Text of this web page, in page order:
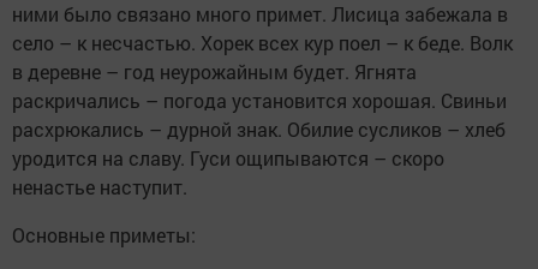
ними было связано много примет. Лисица забежала в
село – к несчастью. Хорек всех кур поел – к беде. Волк
в деревне – год неурожайным будет. Ягнята
раскричались – погода установится хорошая. Свиньи
расхрюкались – дурной знак. Обилие сусликов – хлеб
уродится на славу. Гуси ощипываются – скоро
ненастье наступит.
Основные приметы: